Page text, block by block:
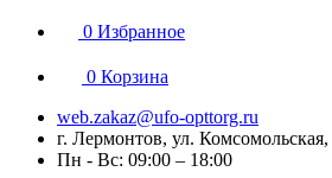
0 Избранное
0 Корзина
web.zakaz@ufo-opttorg.ru
г. Лермонтов, ул. Комсомольская,
Пн - Вс: 09:00 – 18:00